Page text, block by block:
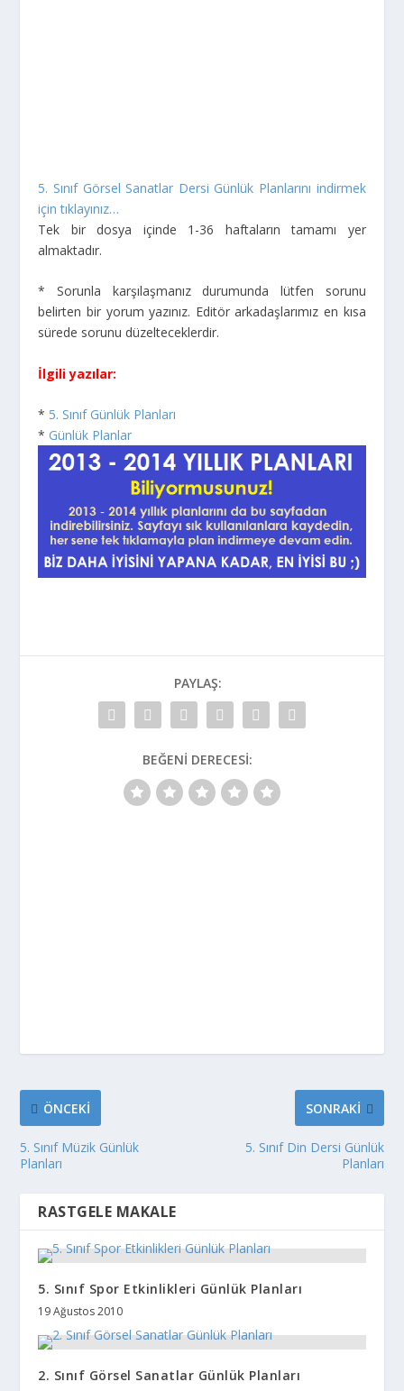
5. Sınıf Görsel Sanatlar Dersi Günlük Planlarını indirmek
için tıklayınız…
Tek bir dosya içinde 1-36 haftaların tamamı yer
almaktadır.
* Sorunla karşılaşmanız durumunda lütfen sorunu
belirten bir yorum yazınız. Editör arkadaşlarımız en kısa
sürede sorunu düzelteceklerdir.
İlgili yazılar:
* 5. Sınıf Günlük Planları
* Günlük Planlar
PAYLAŞ:
BEĞENI DERECESI:
ÖNCEKI
5. Sınıf Müzik Günlük
Planları
SONRAKI
5. Sınıf Din Dersi Günlük
Planları
RASTGELE MAKALE
5. Sınıf Spor Etkinlikleri Günlük Planları
19 Ağustos 2010
2. Sınıf Görsel Sanatlar Günlük Planları